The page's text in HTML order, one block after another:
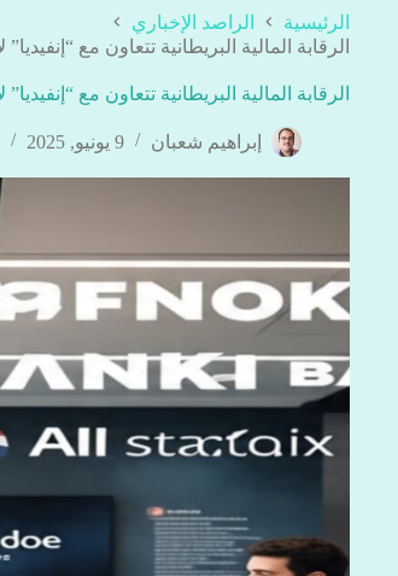
الرئيسية
الراصد الإخباري
الرقابة المالية البريطانية تتعاون مع
الرقابة المالية البريطانية تتعاون مع
إبراهيم شعبان 9 يونيو, 2025